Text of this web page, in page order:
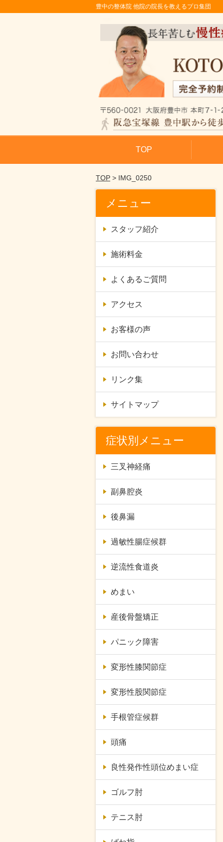
豊中の整体院 他院の院長を教えるプロ集団
TOP
TOP > IMG_0250
メニュー
スタッフ紹介
施術料金
よくあるご質問
アクセス
お客様の声
お問い合わせ
リンク集
サイトマップ
症状別メニュー
三叉神経痛
副鼻腔炎
後鼻漏
過敏性腸症候群
逆流性食道炎
めまい
産後骨盤矯正
パニック障害
変形性膝関節症
変形性股関節症
手根管症候群
頭痛
良性発作性頭位めまい症
ゴルフ肘
テニス肘